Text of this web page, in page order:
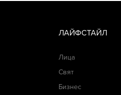
ЛАЙФСТАЙЛ
Лица
Свят
Бизнес